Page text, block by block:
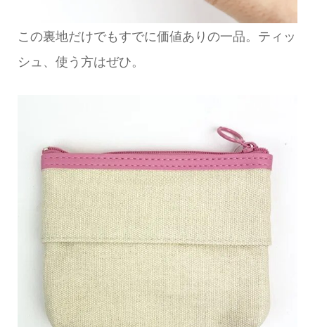
この裏地だけでもすでに価値ありの一品。ティッ
シュ、使う方はぜひ。